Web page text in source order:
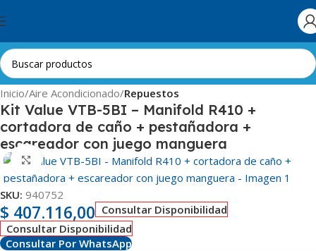
Skip to navigation
Inicio Aire Acondicionado Repuestos
Kit Value VTB-5BI – Manifold R410 +
cortadora de caño + pestañadora +
escareador con juego manguera
Clic para ampliar
SKU: 940752
$ 407.116,00 Consultar Disponibilidad
Consultar Disponibilidad
Consultar Por WhatsApp